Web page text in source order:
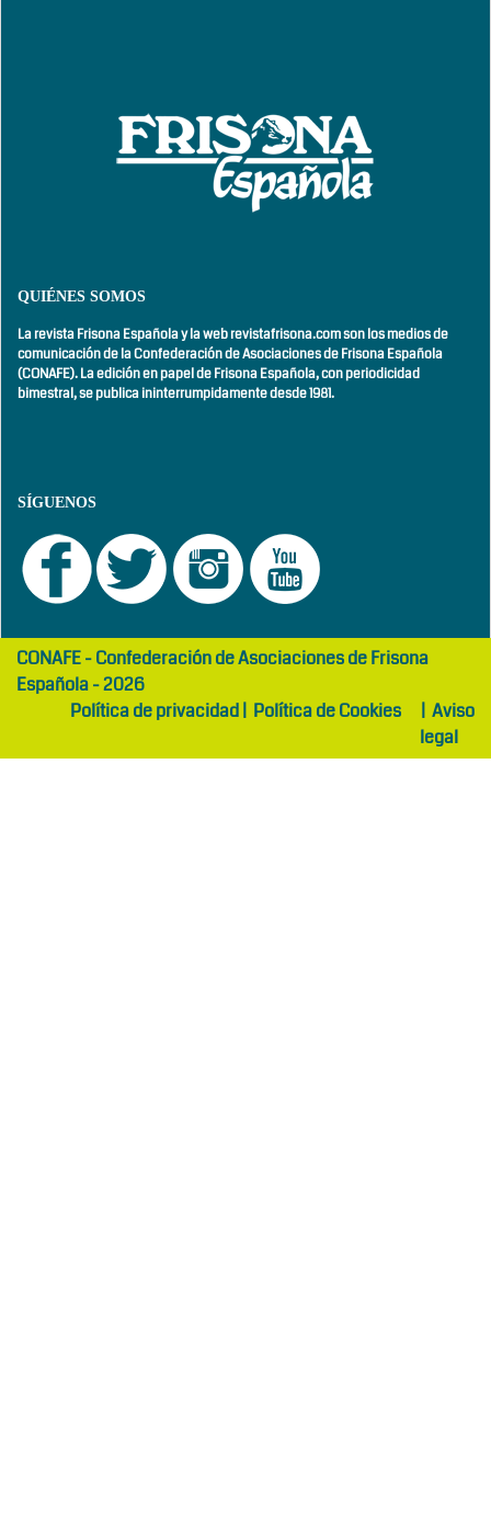
QUIÉNES SOMOS
La revista Frisona Española y la web revistafrisona.com son los medios de
comunicación de la Confederación de Asociaciones de Frisona Española
(CONAFE). La edición en papel de Frisona Española, conperiodicidad
bimestral,se publica ininterrumpidamente desde 1981.
SÍGUENOS
girls
abaya
maltepe
otelCONAFE - Confederación de Asociaciones de Frisona
Española - 2026
Política de privacidad| Política de Cookies | Aviso
legal